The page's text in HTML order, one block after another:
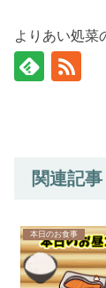
よりあい処菜
関連記事
本日のお食事